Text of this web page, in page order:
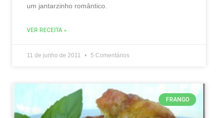
um jantarzinho romântico.
VER RECEITA »
11 de junho de 2011 5 Comentários
FRANGO